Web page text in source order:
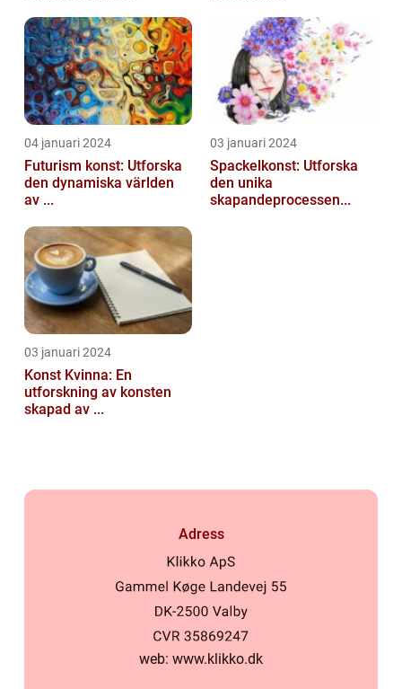
04 januari 2024
Futurism konst: Utforska
den dynamiska världen
av ...
03 januari 2024
Spackelkonst: Utforska
den unika
skapandeprocessen...
03 januari 2024
Konst Kvinna: En
utforskning av konsten
skapad av ...
Adress
web: www.klikko.dk